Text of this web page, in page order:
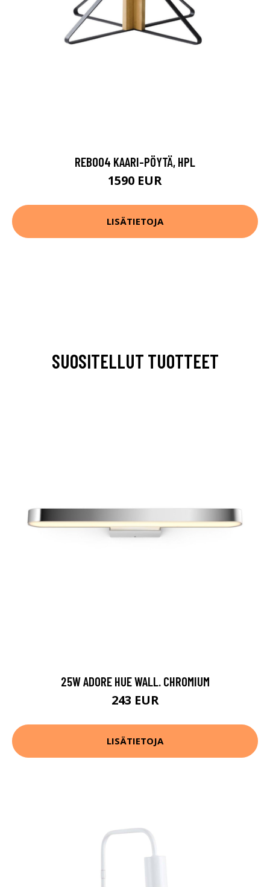
REB004 KAARI-PÖYTÄ, HPL
1590 EUR
LISÄTIETOJA
SUOSITELLUT TUOTTEET
25W ADORE HUE WALL. CHROMIUM
243 EUR
LISÄTIETOJA